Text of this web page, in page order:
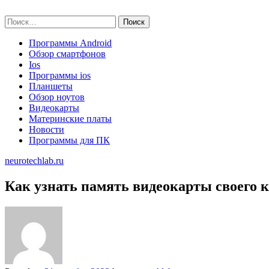
to
content
Найти:
Программы Android
Обзор смартфонов
Ios
Программы ios
Планшеты
Обзор ноутов
Видеокарты
Материнские платы
Новости
Программы для ПК
neurotechlab.ru
Как узнать память видеокарты своего